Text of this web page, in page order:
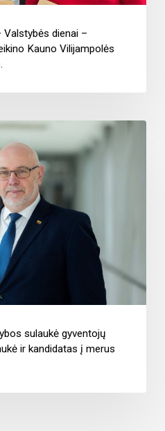
dienai –
Kauno Vilijampolės
sulaukė gyventojų
ir kandidatas į merus